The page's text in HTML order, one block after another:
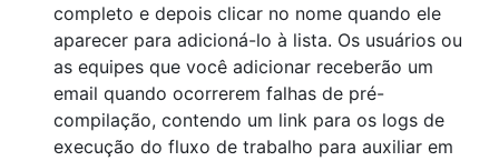
completo e depois clicar no nome quando ele
aparecer para adicioná-lo à lista. Os usuários ou
as equipes que você adicionar receberão um
email quando ocorrerem falhas de pré-
compilação, contendo um link para os logs de
execução do fluxo de trabalho para auxiliar em